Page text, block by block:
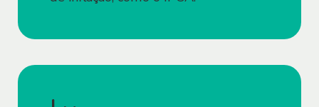
no Site e/ou Aplicativo, observadas as
disponibilizados pelo Sofisa. Fica